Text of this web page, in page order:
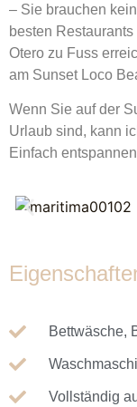
– Sie brauchen
besten
Otero zu Fuss
am Sunset Loco
Wenn Sie auf der
Urlaub sind, kann
Einfach
Bettwäsche,
Vollständig